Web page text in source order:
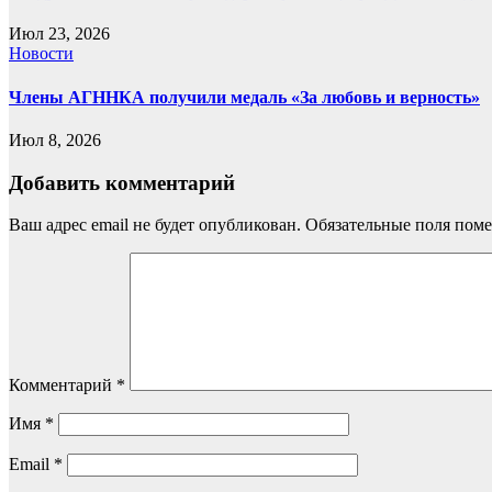
Июл 23, 2026
Новости
Члены АГННКА получили медаль «За любовь и верность»
Июл 8, 2026
Добавить комментарий
Ваш адрес email не будет опубликован. Обязательные поля
Комментарий *
Имя *
Email *